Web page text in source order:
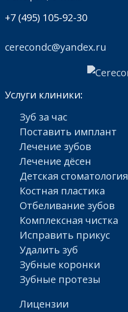
+7 (495) 105-92-30
cerecondc@yandex.ru
Услуги клиники:
Зуб за час
Поставить имплант
Лечение зубов
Лечение дёсен
Детская стоматология
Костная пластика
Отбеливание зубов
Комплексная чистка
Исправить прикус
Удалить зуб
Зубные коронки
Зубные протезы
Лицензии